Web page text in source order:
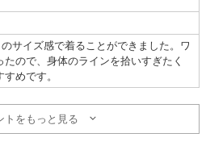
【A05643】を使用
サイズ感で着ることができました。ワ
ので、身体のラインを拾いすぎたく
めです。
トをもっと見る